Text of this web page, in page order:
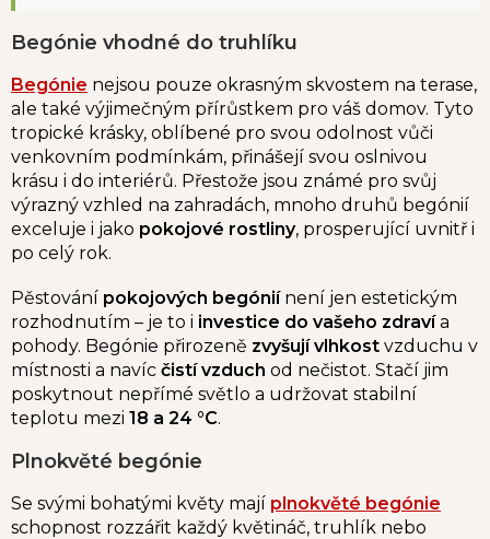
Begónie vhodné do truhlíku
Begónie nejsou pouze okrasným skvostem na terase,
ale také výjimečným přírůstkem pro váš domov. Tyto
tropické krásky, oblíbené pro svou odolnost vůči
venkovním podmínkám, přinášejí svou oslnivou
krásu i do interiérů. Přestože jsou známé pro svůj
výrazný vzhled na zahradách, mnoho druhů begónií
exceluje i jako pokojové rostliny, prosperující uvnitř i
po celý rok.
Pěstování pokojových begóniínení jen estetickým
rozhodnutím – je to i investice do vašeho zdravía
pohody. Begónie přirozeně zvyšují vlhkost vzduchu v
místnosti a navíc čistí vzduch od nečistot. Stačí jim
poskytnout nepřímé světlo a udržovat stabilní
teplotu mezi 18 a 24 °C.
Plnokvěté begónie
Se svými bohatými květy mají plnokvěté begónie
schopnost rozzářit každý květináč, truhlík nebo